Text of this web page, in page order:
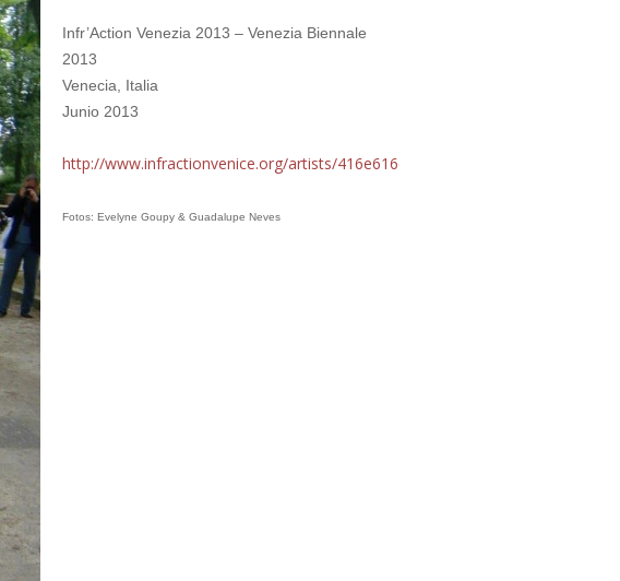
Infr’Action Venezia 2013 – Venezia Biennale
2013
Venecia, Italia
Junio 2013
http://www.infractionvenice.org/artists/
Fotos: Evelyne Goupy & Guadalupe Neves